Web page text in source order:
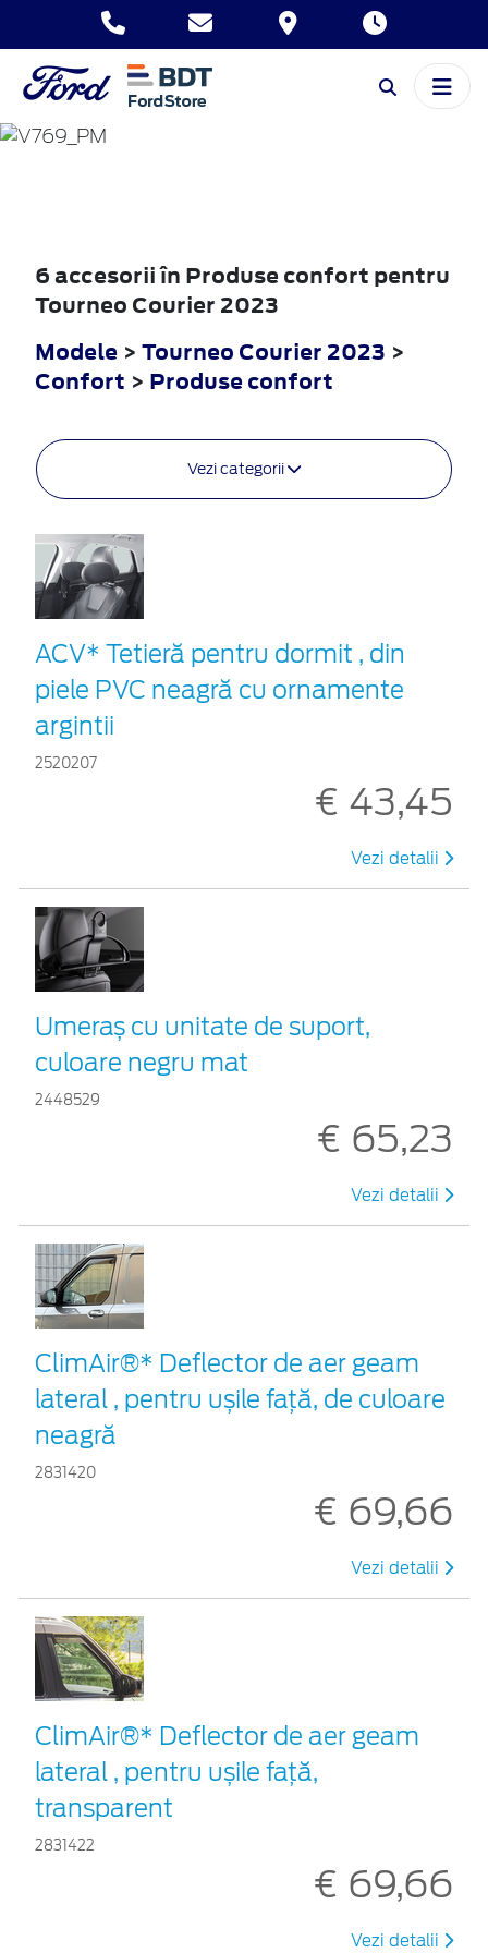
TOURNEO
COURIER
6 accesorii în Produse confort pentru
Tourneo Courier 2023
Modele > Tourneo Courier 2023 >
Confort > Produse confort
Vezi categorii
ACV* Tetieră pentru dormit , din
piele PVC neagră cu ornamente
argintii
2520207
€ 43,45
Vezi detalii
Umeraș cu unitate de suport,
culoare negru mat
2448529
€ 65,23
Vezi detalii
ClimAir®* Deflector de aer geam
lateral , pentru ușile față, de culoare
neagră
2831420
€ 69,66
Vezi detalii
ClimAir®* Deflector de aer geam
lateral , pentru ușile față,
transparent
2831422
€ 69,66
Vezi detalii